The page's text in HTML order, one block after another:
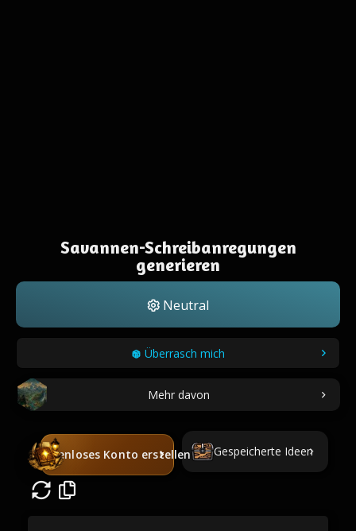
Savannen-Schreibanregungen
generieren
Neutral
Überrasch mich
Mehr davon
Kostenloses Konto erstellen Gespeicherte Ideen